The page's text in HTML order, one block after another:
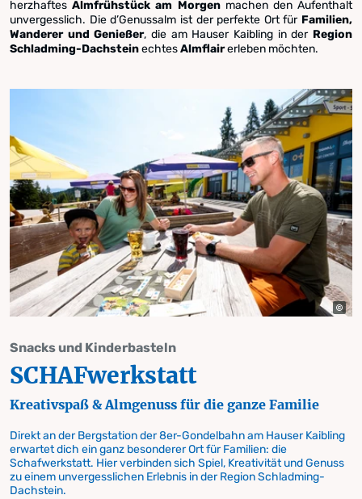
herzhaftesAlmfrühstück am Morgenmachen den Aufenthalt
unvergesslich. Die d’Genussalm ist der perfekte Ort für Familien,
Wanderer und Genießer, die am Hauser Kaibling in der Region
Schladming-DachsteinechtesAlmflairerleben möchten.
Snacks und Kinderbasteln
SCHAFwerkstatt
Kreativspaß & Almgenuss für die ganze Familie
Direkt an der Bergstation der 8er-Gondelbahn am Hauser Kaibling
erwartet dich ein ganz besonderer Ort für Familien: die
Schafwerkstatt. Hier verbinden sich Spiel, Kreativität und Genuss
zu einem unvergesslichen Erlebnis in der Region Schladming-
Dachstein.